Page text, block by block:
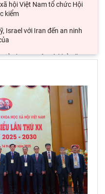
hội Việt Nam tổ chức Hội
kiểm
Israel với Iran đến an ninh
phương Tây và khả năng
nhân văn hóa Lê Quý Đôn -